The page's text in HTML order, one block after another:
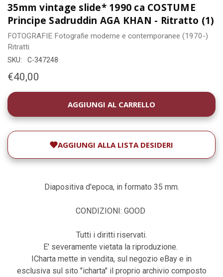
35mm vintage slide* 1990 ca COSTUME
Principe Sadruddin AGA KHAN - Ritratto (1)
FOTOGRAFIE Fotografie moderne e contemporanee (1970-)
Ritratti
SKU: C-347248
€40,00
DISPONIBILITÀ
ATTUALE:
AGGIUNGI ALLA LISTA DESIDERI
Diapositiva d'epoca, in formato 35 mm.
CONDIZIONI: GOOD
Tutti i diritti riservati.
E' severamente vietata la riproduzione.
ICharta mette in vendita, sul negozio eBay e in
esclusiva sul sito "icharta" il proprio archivio composto